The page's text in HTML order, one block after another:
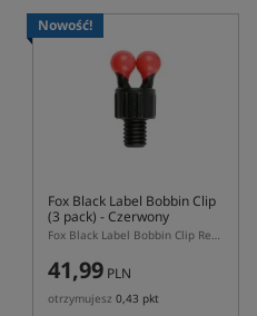
Nowość!
Fox Black Label Bobbin Clip
(3 pack) - Czerwony
Fox Black Label Bobbin Clip Red 3 pack – czerwone klipsy do hangerów Fox
41,99 PLN
otrzymujesz 0,43 pkt